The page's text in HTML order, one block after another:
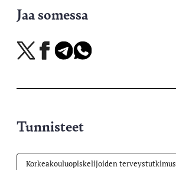
Jaa somessa
Jaa
X-
Jaa
Facebookissa
Jaa
Telegramissa
Jaa
WhatsAppissa
Tunnisteet
Korkeakouluopiskelijoiden terveystutkimus